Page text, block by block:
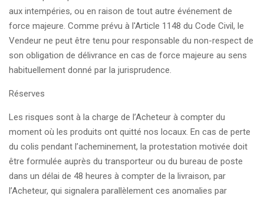
aux intempéries, ou en raison de tout autre événement de
force majeure. Comme prévu à l'Article 1148 du Code Civil, le
Vendeur ne peut être tenu pour responsable du non-respect de
son obligation de délivrance en cas de force majeure au sens
habituellement donné par la jurisprudence.
Réserves
Les risques sont à la charge de l’Acheteur à compter du
moment où les produits ont quitté nos locaux. En cas de perte
du colis pendant l’acheminement, la protestation motivée doit
être formulée auprès du transporteur ou du bureau de poste
dans un délai de 48 heures à compter de la livraison, par
l’Acheteur, qui signalera parallèlement ces anomalies par